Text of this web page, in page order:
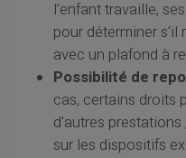
l'enfant travaille,
pour déterminer s'il
avec un plafond à
Possibilité de
cas, certains droits
d'autres
sur les dispositifs